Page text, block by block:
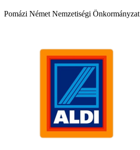
Pomázi Német Nemzetiségi Önkormányzat